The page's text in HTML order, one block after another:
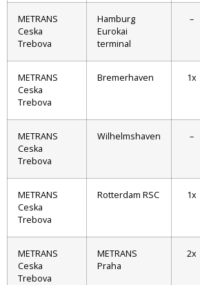
METRANS
Ceska
Trebova
Hamburg
Eurokai
terminal
–
METRANS
Ceska
Trebova
Bremerhaven 1x
METRANS
Ceska
Trebova
Wilhelmshaven –
METRANS
Ceska
Trebova
Rotterdam RSC 1x
METRANS
Ceska
Trebova
METRANS
Praha
2x